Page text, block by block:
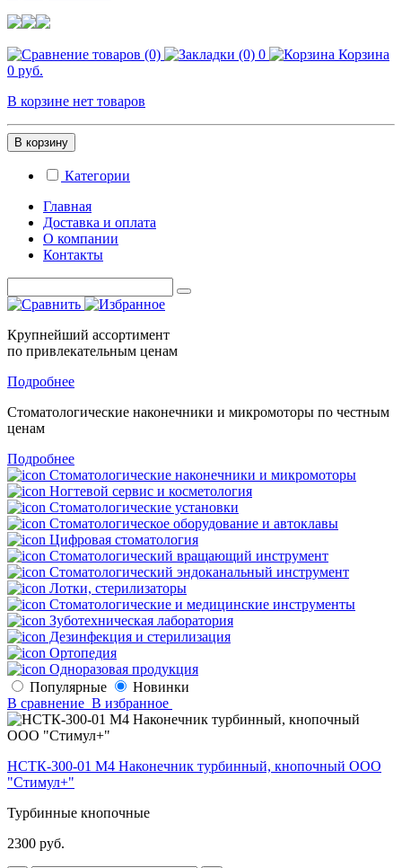
0
Корзина
0 руб.
В корзине нет товаров
В корзину
Категории
Главная
Доставка и оплата
О компании
Контакты
Крупнейший ассортимент
по привлекательным ценам
Подробнее
Стоматологические наконечники и микромоторы по честным
ценам
Подробнее
Стоматологические наконечники и микромоторы
Ногтевой сервис и косметология
Стоматологические установки
Стоматологическое оборудование и автоклавы
Цифровая стоматология
Стоматологический вращающий инструмент
Стоматологический эндоканальный инструмент
Лотки, стерилизаторы
Стоматологические и медицинские инструменты
Зуботехническая лаборатория
Дезинфекция и стерилизация
Ортопедия
Одноразовая продукция
Популярные
Новинки
В сравнение В избранное
НСТК-300-01 М4 Наконечник турбинный, кнопочный ООО
"Стимул+"
Турбинные кнопочные
2300 руб.